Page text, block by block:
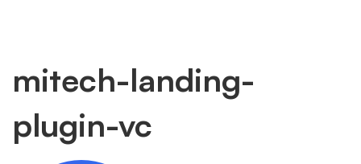
mitech-
landing-
mitech-landing-
plugin-vc